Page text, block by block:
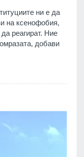
ни е да
на ксенофобия,
реагират. Ние
добави